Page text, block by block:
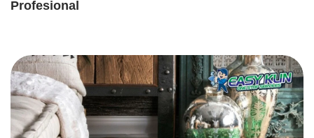
Profesional